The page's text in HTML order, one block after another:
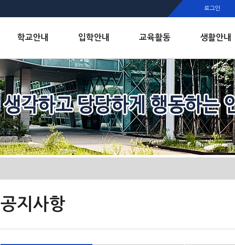
로그인
학교안내 입학안내 교육활동 생활안내
공지사항